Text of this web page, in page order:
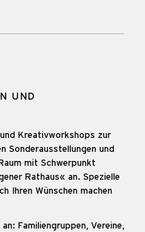
UND
Kreativworkshops zur
Sonderausstellungen und
mit Schwerpunkt
Rathaus« an. Spezielle
Ihren Wünschen machen
Familiengruppen, Vereine,